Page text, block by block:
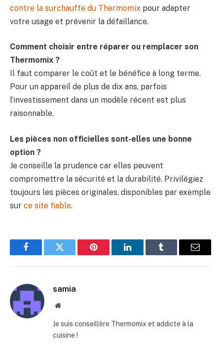
contre la surchauffe du Thermomix pour adapter
votre usage et prévenir la défaillance.
Comment choisir entre réparer ou remplacer son
Thermomix ?
Il faut comparer le coût et le bénéfice à long terme.
Pour un appareil de plus de dix ans, parfois
l’investissement dans un modèle récent est plus
raisonnable.
Les pièces non officielles sont-elles une bonne
option ?
Je conseille la prudence car elles peuvent
compromettre la sécurité et la durabilité. Privilégiez
toujours les pièces originales, disponibles par exemple
sur ce site fiable.
FacebookTwitter Pinterest LinkedInTumblr
E-
samia
Site
Je suis conseillère Thermomix et addicte à la
cuisine !